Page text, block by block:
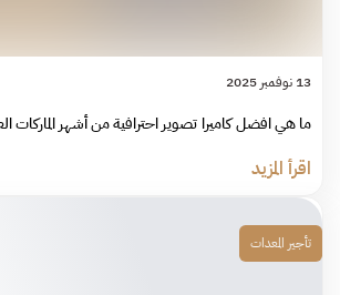
13 نوفمبر 2025
ما هي افضل كاميرا تصوير احترافية من أشهر الماركات
اقرأ المزيد
تأجير المعدات